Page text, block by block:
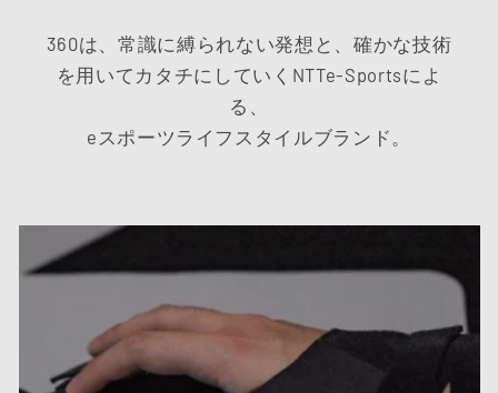
360は、常識に縛られない発想と、確かな技術
を用いてカタチにしていくNTTe-Sportsによ
る、
eスポーツライフスタイルブランド。